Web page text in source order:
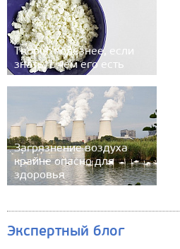
Творог полезнее, если
знать, с чем его есть
Загрязнение воздуха
крайне опасно для
здоровья
Экспертный блог